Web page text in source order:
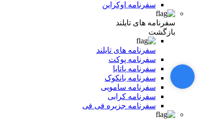
سفرنامه اوکراین
سفرنامه های تایلند
بازگشت
سفرنامه های تایلند
سفرنامه پوکت
سفرنامه پاتایا
سفرنامه بانکوک
سفرنامه سامویی
سفرنامه کرابی
سفرنامه جزیره فی فی